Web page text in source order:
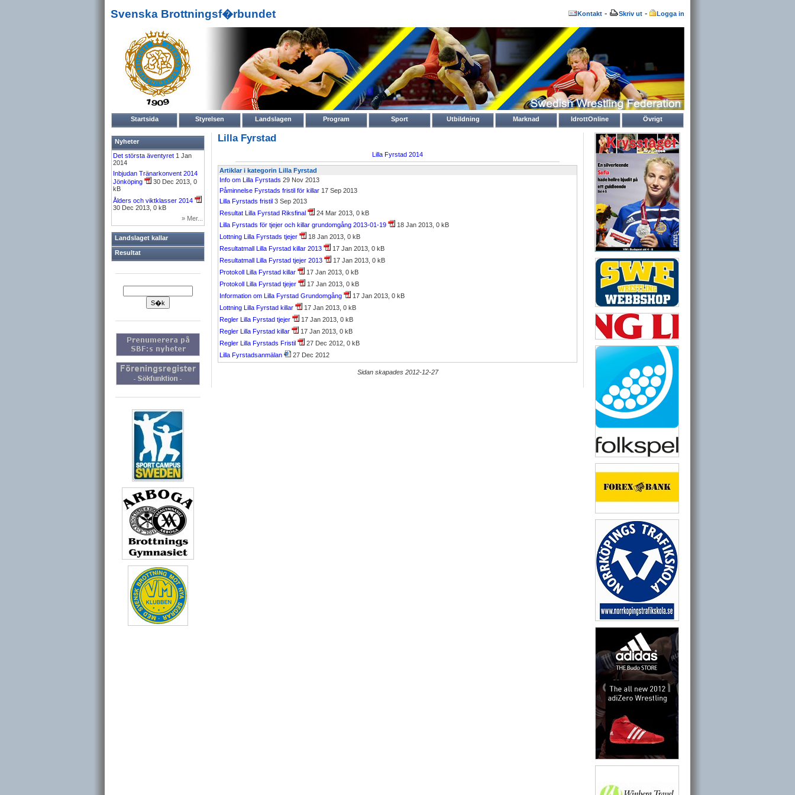
Svenska Brottningsf�rbundet Kontakt - Skriv ut - Logga in
Startsida Styrelsen Landslagen Program Sport Utbildning Marknad IdrottOnline Övrigt
Nyheter
Det största äventyret 1 Jan
2014
Inbjudan Tränarkonvent 2014
Jönköping
30 Dec 2013, 0
kB
Ålders och viktklasser 2014
30 Dec 2013, 0 kB
» Mer...
Landslaget kallar
Resultat
Lilla Fyrstad
Lilla Fyrstad 2014
Artiklar i kategorin Lilla Fyrstad
Info om Lilla Fyrstads 29 Nov 2013
Påminnelse Fyrstads fristil för killar 17 Sep 2013
Lilla Fyrstads fristil 3 Sep 2013
Resultat Lilla Fyrstad Riksfinal
24 Mar 2013, 0 kB
Lilla Fyrstads för tjejer och killar grundomgång 2013-01-19
18 Jan 2013, 0 kB
Lottning Lilla Fyrstads tjejer
18 Jan 2013, 0 kB
Resultatmall Lilla Fyrstad killar 2013
17 Jan 2013, 0 kB
Resultatmall Lilla Fyrstad tjejer 2013
17 Jan 2013, 0 kB
Protokoll Lilla Fyrstad killar
17 Jan 2013, 0 kB
Protokoll Lilla Fyrstad tjejer
17 Jan 2013, 0 kB
Information om Lilla Fyrstad Grundomgång
17 Jan 2013, 0 kB
Lottning Lilla Fyrstad killar
17 Jan 2013, 0 kB
Regler Lilla Fyrstad tjejer
17 Jan 2013, 0 kB
Regler Lilla Fyrstad killar
17 Jan 2013, 0 kB
Regler Lilla Fyrstads Fristil
27 Dec 2012, 0 kB
Lilla Fyrstadsanmälan
27 Dec 2012
Sidan skapades 2012-12-27